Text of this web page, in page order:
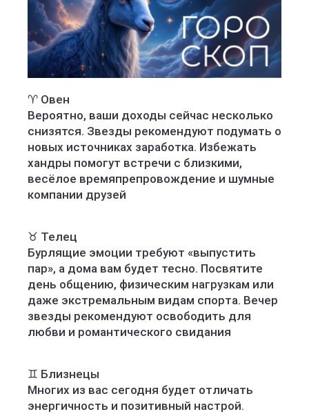
♈️ Овен
Вероятно, ваши доходы сейчас несколько
снизятся. Звезды рекомендуют подумать о
новых источниках заработка. Избежать
хандры помогут встречи с близкими,
весёлое времяпрепровождение и шумные
компании друзей
♉️ Телец
Бурлящие эмоции требуют «выпустить
пар», а дома вам будет тесно. Посвятите
день общению, физическим нагрузкам или
даже экстремальным видам спорта. Вечер
звезды рекомендуют освободить для
любви и романтического свидания
♊️ Близнецы
Многих из вас сегодня будет отличать
энергичность и позитивный настрой.